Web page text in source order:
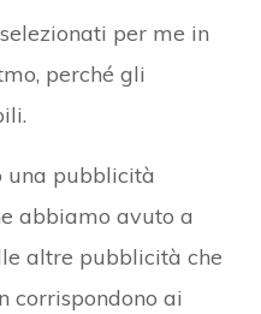
per me in
perché gli
una pubblicità
abbiamo avuto a
altre pubblicità che
corrispondono ai